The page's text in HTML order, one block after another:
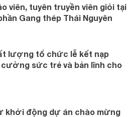
viên, tuyên truyền viên giỏi tại
Gang thép Thái Nguyên
lượng tổ chức lễ kết nạp
sức trẻ và bản lĩnh cho
khởi động dự án chào mừng